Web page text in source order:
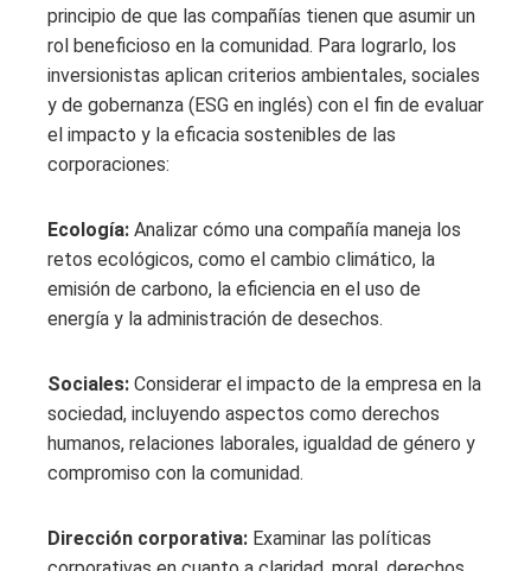
principio de que las compañías tienen que asumir un
rol beneficioso en la comunidad. Para lograrlo, los
inversionistas aplican criterios ambientales, sociales
y de gobernanza (ESG en inglés) con el fin de evaluar
el impacto y la eficacia sostenibles de las
corporaciones:
Ecología: Analizar cómo una compañía maneja los
retos ecológicos, como el cambio climático, la
emisión de carbono, la eficiencia en el uso de
energía y la administración de desechos.
Sociales: Considerar el impacto de la empresa en la
sociedad, incluyendo aspectos como derechos
humanos, relaciones laborales, igualdad de género y
compromiso con la comunidad.
Dirección corporativa: Examinar las políticas